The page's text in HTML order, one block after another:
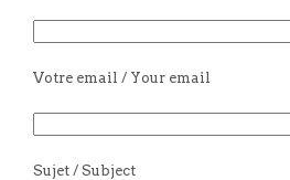
Votre email / Your email
Sujet / Subject